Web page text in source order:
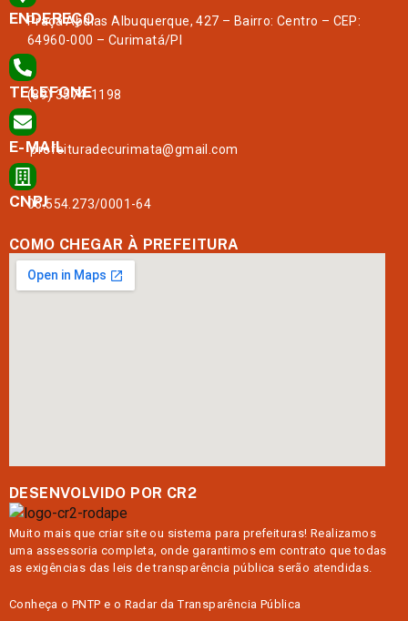
ENDEREÇO
Praça Abdias Albuquerque, 427 – Bairro: Centro – CEP:
64960-000 – Curimatá/PI
TELEFONE
(89) 3574-1198
E-MAIL
prefeituradecurimata@gmail.com
CNPJ
06.554.273/0001-64
COMO CHEGAR À PREFEITURA
DESENVOLVIDO POR CR2
Muito mais quecriar site ou sistema para prefeituras! Realizamos
uma assessoria completa, onde garantimos em contrato que todas
as exigências das leis de transparência pública serão atendidas.
Conheça oPNTP e o Radar da Transparência Pública